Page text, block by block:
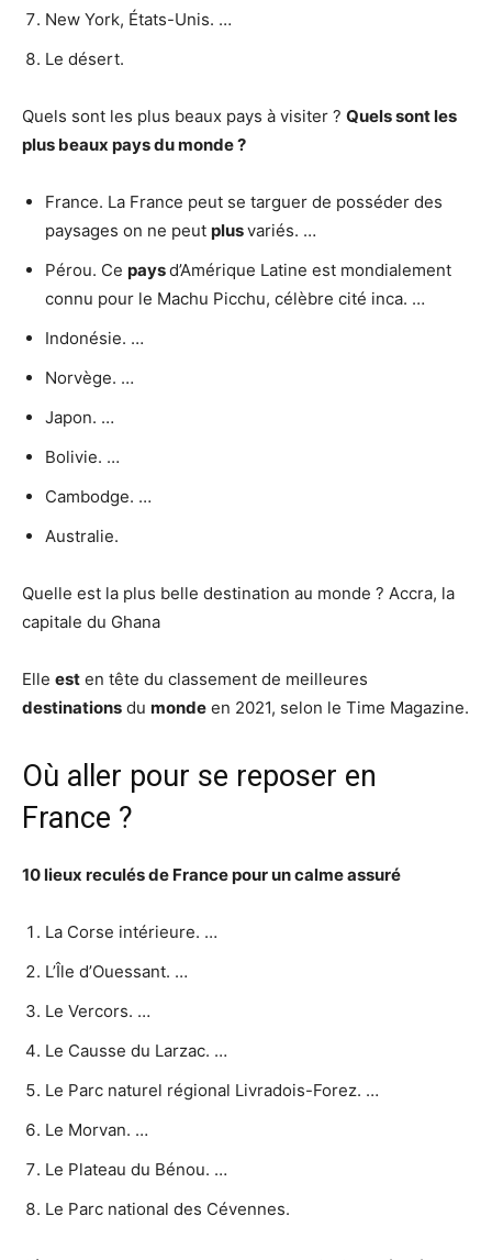
New York, États-Unis. …
Le désert.
Quels sont les plus beaux pays à visiter ? Quels sont les
plus beaux paysdu monde ?
France. La France peut se targuer de posséder des
paysages on ne peut plusvariés. …
Pérou. Ce paysd’Amérique Latine est mondialement
connu pour le Machu Picchu, célèbre cité inca. …
Indonésie. …
Norvège. …
Japon. …
Bolivie. …
Cambodge. …
Australie.
Quelle est la plus belle destination au monde ? Accra, la
capitale du Ghana
Elle est en tête du classement de meilleures
destinations du monde en 2021, selon le Time Magazine.
Où aller pour se reposer en
France ?
10 lieux reculés de Francepour un calme assuré
La Corse intérieure. …
L’Île d’Ouessant. …
Le Vercors. …
Le Causse du Larzac. …
Le Parc naturel régional Livradois-Forez. …
Le Morvan. …
Le Plateau du Bénou. …
Le Parc national des Cévennes.